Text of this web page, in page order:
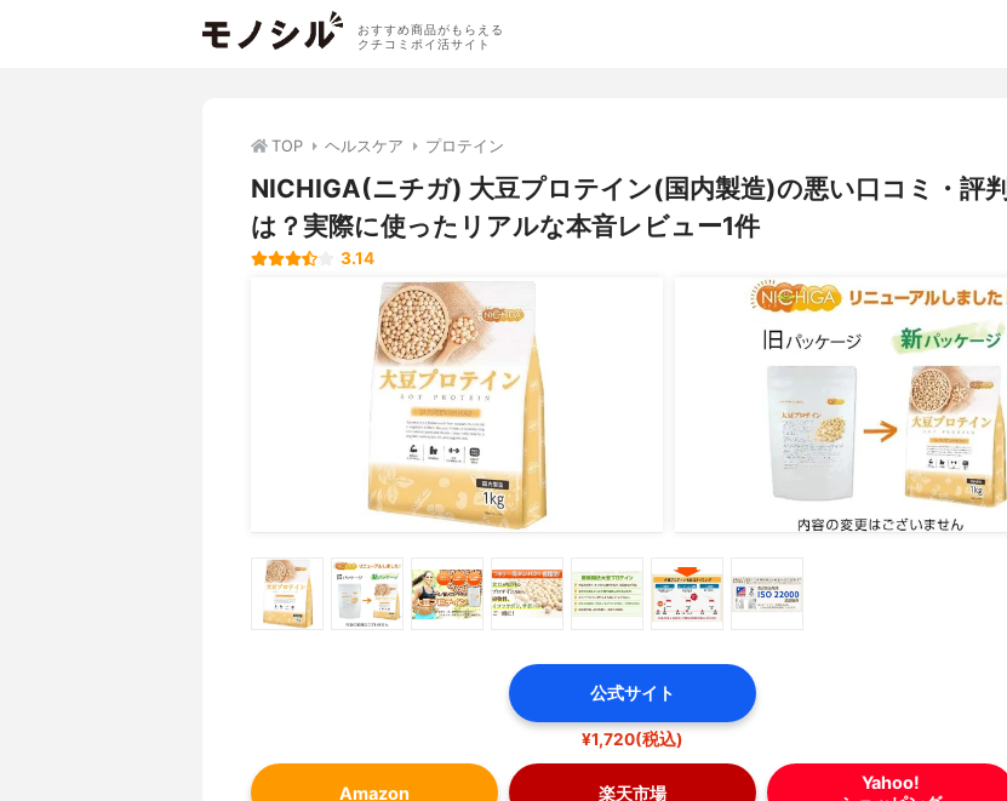
おすすめ商品がもらえる
クチコミポイ活サイト
TOP ヘルスケア プロテイン
NICHIGA(ニチガ) 大豆プロテイン(国内製造)の悪い口コミ・評判
は？実際に使ったリアルな本音レビュー1件
3.14
公式サイト
¥1,720(税込)
Amazon 楽天市場
Yahoo!